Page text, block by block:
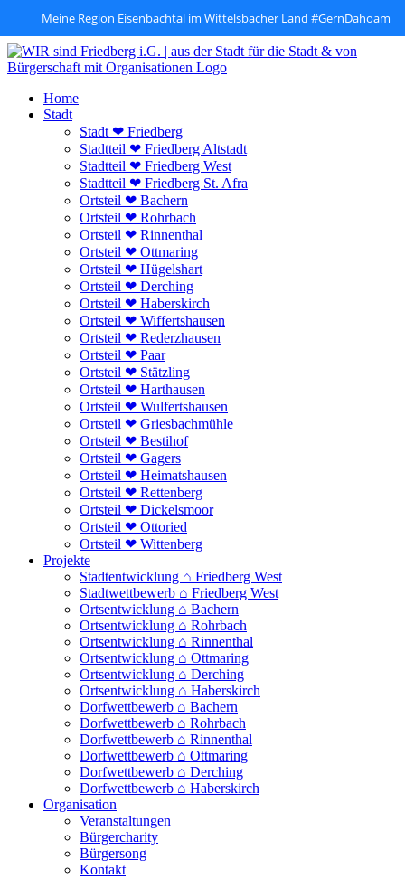
Meine Region Eisenbachtal im Wittelsbacher Land #GernDahoam
Zum
Inhalt
Home
Stadt
Stadt ❤ Friedberg
Stadtteil ❤ Friedberg Altstadt
Stadtteil ❤ Friedberg West
Stadtteil ❤ Friedberg St. Afra
Ortsteil ❤ Bachern
Ortsteil ❤ Rohrbach
Ortsteil ❤ Rinnenthal
Ortsteil ❤ Ottmaring
Ortsteil ❤ Hügelshart
Ortsteil ❤ Derching
Ortsteil ❤ Haberskirch
Ortsteil ❤ Wiffertshausen
Ortsteil ❤ Rederzhausen
Ortsteil ❤ Paar
Ortsteil ❤ Stätzling
Ortsteil ❤ Harthausen
Ortsteil ❤ Wulfertshausen
Ortsteil ❤ Griesbachmühle
Ortsteil ❤ Bestihof
Ortsteil ❤ Gagers
Ortsteil ❤ Heimatshausen
Ortsteil ❤ Rettenberg
Ortsteil ❤ Dickelsmoor
Ortsteil ❤ Ottoried
Ortsteil ❤ Wittenberg
Projekte
Stadtentwicklung ⌂ Friedberg West
Stadtwettbewerb ⌂ Friedberg West
Ortsentwicklung ⌂ Bachern
Ortsentwicklung ⌂ Rohrbach
Ortsentwicklung ⌂ Rinnenthal
Ortsentwicklung ⌂ Ottmaring
Ortsentwicklung ⌂ Derching
Ortsentwicklung ⌂ Haberskirch
Dorfwettbewerb ⌂ Bachern
Dorfwettbewerb ⌂ Rohrbach
Dorfwettbewerb ⌂ Rinnenthal
Dorfwettbewerb ⌂ Ottmaring
Dorfwettbewerb ⌂ Derching
Dorfwettbewerb ⌂ Haberskirch
Organisation
Veranstaltungen
Bürgercharity
Bürgersong
Kontakt